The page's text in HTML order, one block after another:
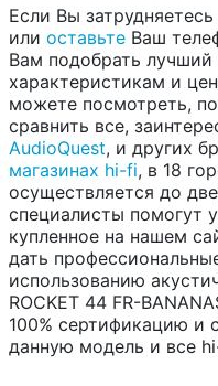
Если Вы
или оставьте Ваш
Вам подобрать лучший
характеристикам и
можете посмотреть,
сравнить все,
AudioQuest, и других
магазинах hi-fi, в 18
осуществляется до
специалисты помогут
купленное на нашем
дать
использованию
ROCKET 44 FR-
100% сертификацию и
данную модель и все